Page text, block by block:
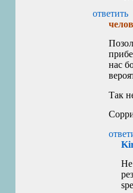
ответить
нас
Так
Не